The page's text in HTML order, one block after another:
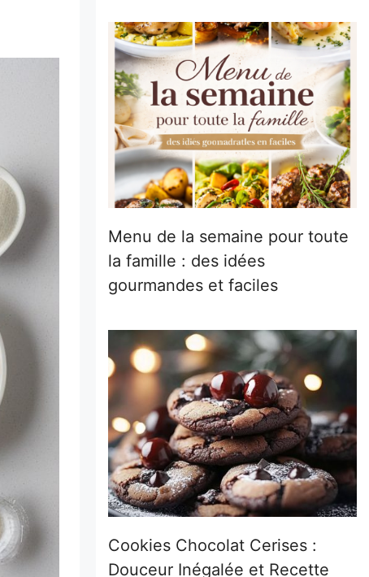
Menu de la semaine pour toute
la famille : des idées
gourmandes et faciles
Cookies Chocolat Cerises :
Douceur Inégalée et Recette